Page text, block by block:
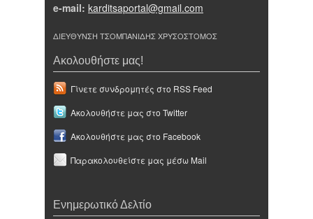
e-mail: karditsaportal@gmail.com
ΔΙΕΥΘΥΝΣΗ ΤΣΟΜΠΑΝΙΔΗΣ ΧΡΥΣΟΣΤΟΜΟΣ
Ακολουθήστε μας!
Γίνετε συνδρομητές στο RSS Feed
Ακολουθήστε μας στο Twitter
Ακολουθήστε μας στο Facebook
Παρακολουθείστε μας μέσω Mail
Ενημερωτικό Δελτίο